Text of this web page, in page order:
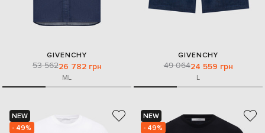
GIVENCHY
53 56226 782 грн
ML
GIVENCHY
49 06424 559 грн
L
NEW
- 49%
NEW
- 49%